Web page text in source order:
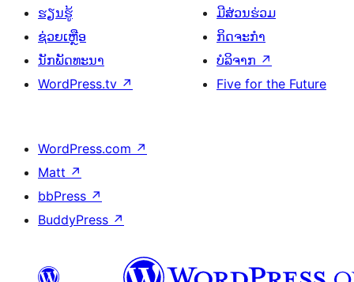
ຮຽນຮູ້
ຊ່ວຍເຫຼືອ
ນັກພັດທະນາ
WordPress.tv ↗
ມີສ່ວນຮ່ວມ
ກິດຈະກຳ
ບໍລິຈາກ ↗
Five for the Future
WordPress.com ↗
Matt ↗
bbPress ↗
BuddyPress ↗